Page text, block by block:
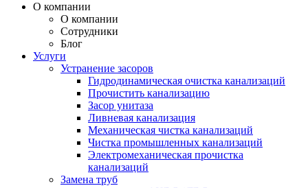
О компании
О компании
Сотрудники
Блог
Услуги
Устранение засоров
Гидродинамическая очистка канализаций
Прочистить канализацию
Засор унитаза
Ливневая канализация
Механическая чистка канализаций
Чистка промышленных канализаций
Электромеханическая прочистка
канализаций
Замена труб